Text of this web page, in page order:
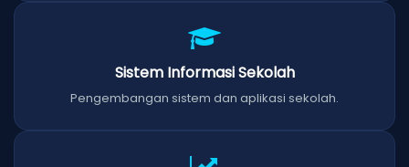
Sistem Informasi Sekolah
Pengembangan sistem dan aplikasi sekolah.